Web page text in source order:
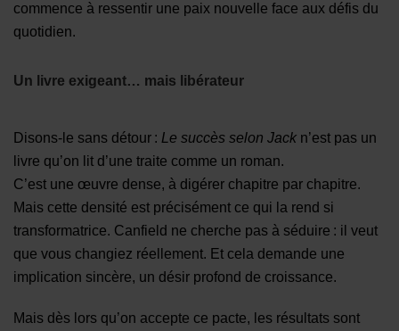
commence à ressentir une paix nouvelle face aux défis du
quotidien.
Un livre exigeant… mais libérateur
Disons-le sans détour : Le succès selon Jack n’est pas un
livre qu’on lit d’une traite comme un roman.
C’est une œuvre dense, à digérer chapitre par chapitre.
Mais cette densité est précisément ce qui la rend si
transformatrice. Canfield ne cherche pas à séduire : il veut
que vous changiez réellement. Et cela demande une
implication sincère, un désir profond de croissance.
Mais dès lors qu’on accepte ce pacte, les résultats sont